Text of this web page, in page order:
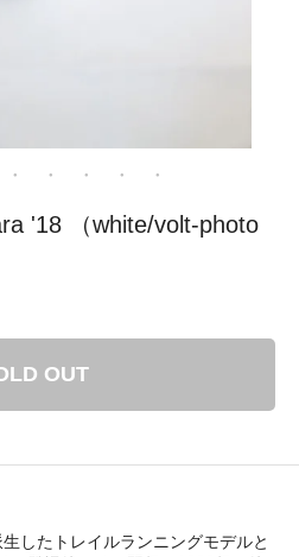
'18 （white/volt-photo
OUT
したトレイルランニングモデルと